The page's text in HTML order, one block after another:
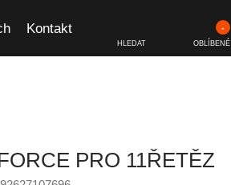
Kontakt
HLEDAT OBLÍBENÉ
-
PRO 11ŘETĚZ